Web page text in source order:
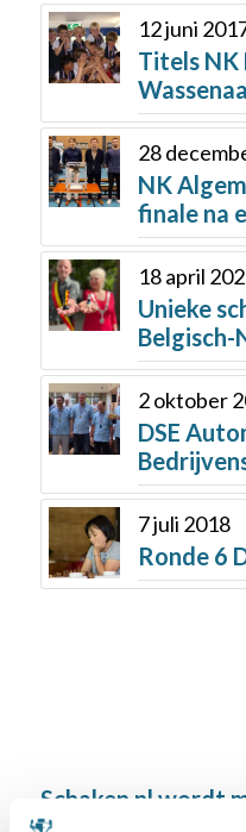
12 juni
Titels NK
28
NK
finale na
18 april
Unieke
Belgisch-
2 oktober
DSE
7 juli 2018
Ronde 6
Schaken.nl wordt